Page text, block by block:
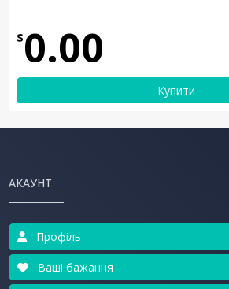
$0.00
Купити
АКАУНТ
Профіль
Ваші бажання